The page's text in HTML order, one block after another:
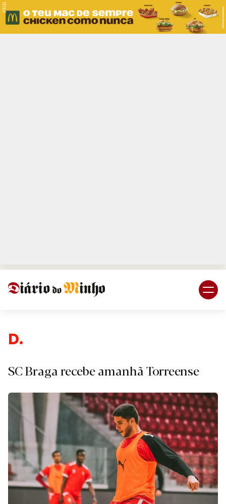
PUB.
Despor
SC Braga recebe amanhã Torreense